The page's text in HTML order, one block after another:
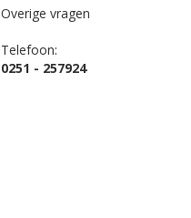
Overige vragen
Telefoon:
0251 - 257924